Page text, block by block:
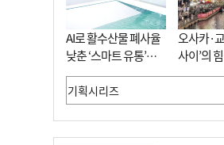
AI로 활수산물 폐사율
낮춘 ‘스마트 유통’…
사막·산악지대 수출
도전
오사카·
사이’의
쳐야 흥한